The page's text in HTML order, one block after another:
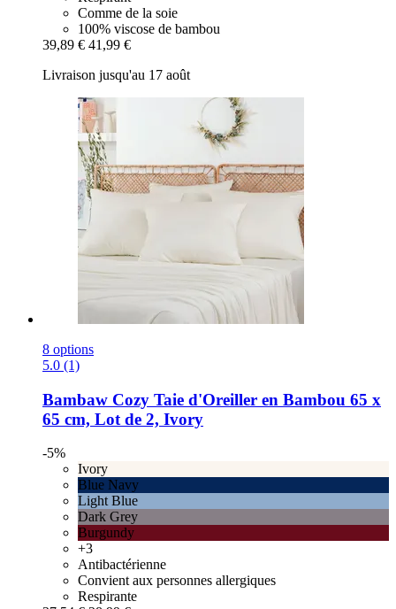
Comme de la soie
100% viscose de bambou
39,89 € 41,99 €
Livraison jusqu'au 17 août
8 options
5.0 (1)
Bambaw Cozy Taie d'Oreiller en Bambou 65 x
65 cm, Lot de 2, Ivory
-5%
Ivory
Blue Navy
Light Blue
Dark Grey
Burgundy
+3
Antibactérienne
Convient aux personnes allergiques
Respirante